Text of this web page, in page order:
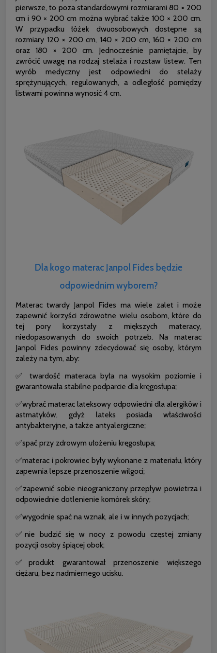
pierwsze, to poza standardowymi rozmiarami 80 × 200
cm i 90 × 200 cm można wybrać także 100 × 200 cm.
W przypadku łóżek dwuosobowych dostępne są
rozmiary 120 × 200 cm, 140 × 200 cm, 160 × 200 cm
oraz 180 × 200 cm. Jednocześnie pamiętajcie, by
zwrócić uwagę na rodzaj stelaża i rozstaw listew. Ten
wyrób medyczny jest odpowiedni do stelaży
sprężynujących, regulowanych, a odległość pomiędzy
listwami powinna wynosić 4 cm.
Dla kogo materac Janpol Fides będzie
odpowiednim wyborem?
Materac twardy Janpol Fides ma wiele zalet i może
zapewnić korzyści zdrowotne wielu osobom, które do
tej pory korzystały z miększych materacy,
niedopasowanych do swoich potrzeb. Na materac
Janpol Fides powinny zdecydować się osoby, którym
zależy na tym, aby:
✅ twardość materaca była na wysokim poziomie i
gwarantowała stabilne podparcie dla kręgosłupa;
✅wybrać materac lateksowy odpowiedni dla alergików i
astmatyków, gdyż lateks posiada właściwości
antybakteryjne, a także antyalergiczne;
✅spać przy zdrowym ułożeniu kręgosłupa;
✅materac i pokrowiec były wykonane z materiału, który
zapewnia lepsze przenoszenie wilgoci;
✅zapewnić sobie nieograniczony przepływ powietrza i
odpowiednie dotlenienie komórek skóry;
✅wygodnie spać na wznak, ale i w innych pozycjach;
✅nie budzić się w nocy z powodu częstej zmiany
pozycji osoby śpiącej obok;
✅produkt gwarantował przenoszenie większego
ciężaru, bez nadmiernego ucisku.